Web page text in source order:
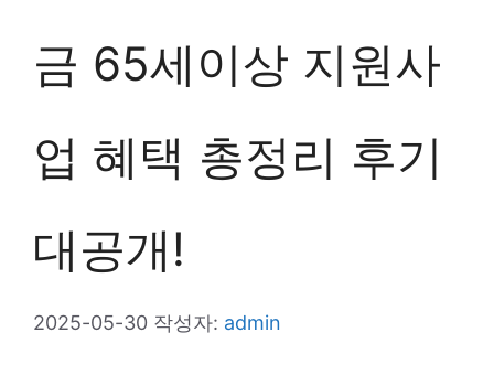
금 65세이상 지원사
업 혜택 총정리 후기
대공개!
2025-05-30 작성자: admin